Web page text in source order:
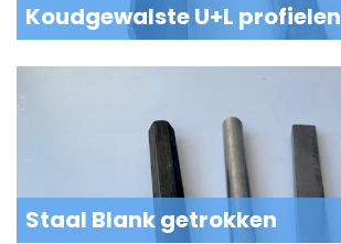
Koudgewalste U+L profielen
Staal Blank getrokken